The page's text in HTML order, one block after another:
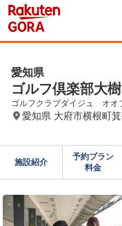
愛知県
ゴルフ倶楽部大
ゴルフクラブダイジュ　オオ
愛知県 大府市横根町
施設紹介
予約プラン
料金